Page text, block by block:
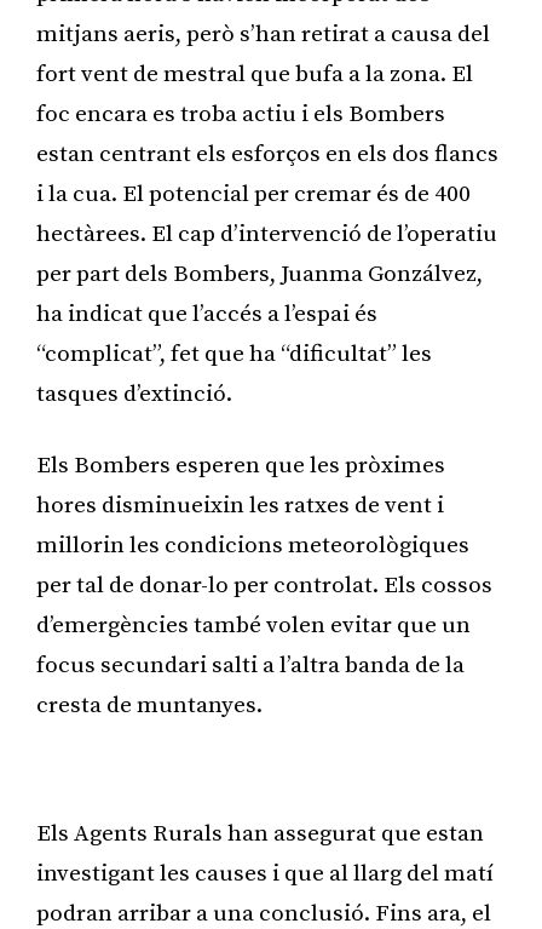
mitjans aeris, però s’han retirat a causa del
fort vent de mestral que bufa a la zona. El
foc encara es troba actiu i els Bombers
estan centrant els esforços en els dos flancs
i la cua. El potencial per cremar és de 400
hectàrees. El cap d’intervenció de l’operatiu
per part dels Bombers, Juanma Gonzálvez,
ha indicat que l’accés a l’espai és
“complicat”, fet que ha “dificultat” les
tasques d’extinció.
Els Bombers esperen que les pròximes
hores disminueixin les ratxes de vent i
millorin les condicions meteorològiques
per tal de donar-lo per controlat. Els cossos
d’emergències també volen evitar que un
focus secundari salti a l’altra banda de la
cresta de muntanyes.
Els Agents Rurals han assegurat que estan
investigant les causes i que al llarg del matí
podran arribar a una conclusió. Fins ara, el